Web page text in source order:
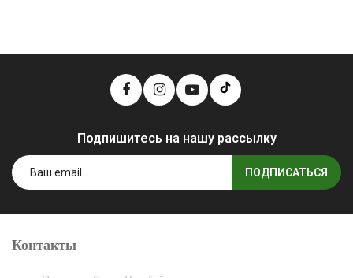
Подпишитесь на нашу рассылку
ПОДПИСАТЬСЯ
Контакты